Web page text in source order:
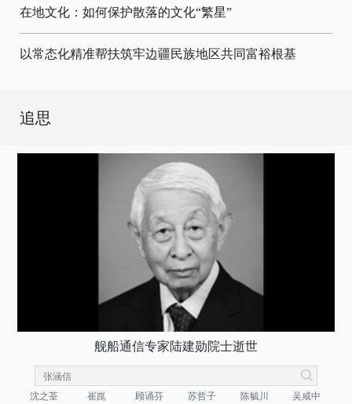
在地文化：如何保护散落的文化“繁星”
以常态化精准帮扶筑牢边疆民族地区共同富裕根基
追思
舰船通信专家陆建勋院士逝世
沈之荃 崔崑 顾诵芬 苏哲子 陈毓川
吴咸中